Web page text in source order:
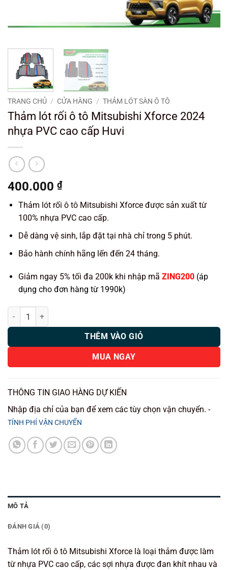
TRANG CHỦ / CỬA HÀNG / THẢM LÓT SÀN Ô TÔ
Thảm lót rối ô tô Mitsubishi Xforce 2024
nhựa PVC cao cấp Huvi
400.000 ₫
Thảm lót rối ô tô Mitsubishi Xforce được sản xuất từ
100% nhựa PVC cao cấp.
Dễ dàng vệ sinh, lắp đặt tại nhà chỉ trong 5 phút.
Bảo hành chính hãng lến đến 24 tháng.
Giảm ngay 5% tối đa 200k khi nhập mã ZING200 (áp
dụng cho đơn hàng từ 1990k)
Thảm lót rối ô tô Mitsubishi Xforce 2024 nhựa PVC cao cấp Huvi số
THÊM VÀO GIỎ
MUA NGAY
THÔNG TIN GIAO HÀNG DỰ KIẾN
Nhập địa chỉ của bạn để xem các tùy chọn vận chuyển. -
TÍNH PHÍ VẬN CHUYỂN
MÔ TẢ
ĐÁNH GIÁ (0)
Thảm lót rối ô tô Mitsubishi Xforce là loại thảm được làm
từ nhựa PVC cao cấp, các sợi nhựa được đan khít nhau và